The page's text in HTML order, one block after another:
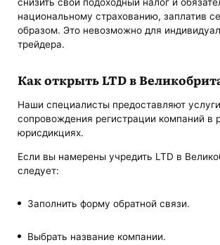
снизить свой подоходный налог и
национальному страхованию, заплатив
образом. Это невозможно для
трейдера.
Как открыть LTD в
Наши специалисты предоставляют услуги
сопровождения регистрации компаний в
юрисдикциях.
Если вы намерены учредить LTD в
следует:
Заполнить форму обратной связи.
Выбрать название компании.